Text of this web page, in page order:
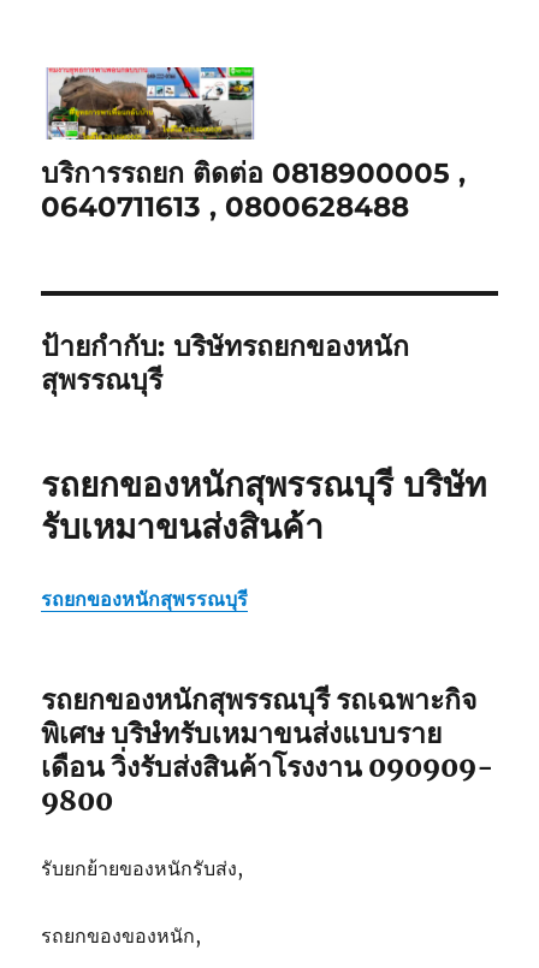
บริการรถยก ติดต่อ 0818900005 ,
0640711613 , 0800628488
ป้ายกำกับ:บริษัทรถยกของหนัก
สุพรรณบุรี
รถยกของหนักสุพรรณบุรี บริษัท
รับเหมาขนส่งสินค้า
รถยกของหนักสุพรรณบุรี
รถยกของหนักสุพรรณบุรี รถเฉพาะกิจ
พิเศษ บริษํทรับเหมาขนส่งแบบราย
เดือน วิ่งรับส่งสินค้าโรงงาน 090909-
9800
รับยกย้ายของหนักรับส่ง,
รถยกของของหนัก,